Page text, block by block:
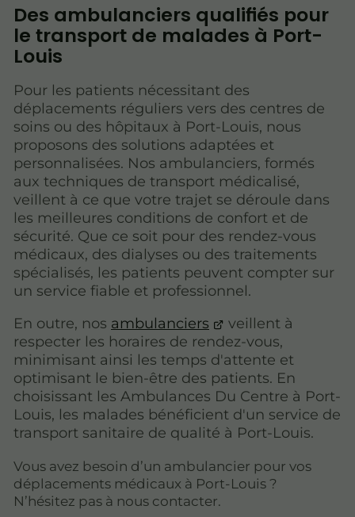
Des ambulanciers qualifiés pour
le transport de malades à Port-
Louis
Pour les patients nécessitant des
déplacements réguliers vers des centres de
soins ou des hôpitaux à Port-Louis, nous
proposons des solutions adaptées et
personnalisées. Nos ambulanciers, formés
aux techniques de transport médicalisé,
veillent à ce que votre trajet se déroule dans
les meilleures conditions de confort et de
sécurité. Que ce soit pour des rendez-vous
médicaux, des dialyses ou des traitements
spécialisés, les patients peuvent compter sur
un service fiable et professionnel.
En outre, nos ambulanciers
veillent à
respecter les horaires de rendez-vous,
minimisant ainsi les temps d'attente et
optimisant le bien-être des patients. En
choisissant les Ambulances Du Centre à Port-
Louis, les malades bénéficient d'un service de
transport sanitaire de qualité à Port-Louis.
Vous avez besoin d’un ambulancier pour vos
déplacements médicaux à Port-Louis ?
N’hésitez pas à nous contacter.